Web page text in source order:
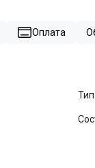
Оплата
Тип: